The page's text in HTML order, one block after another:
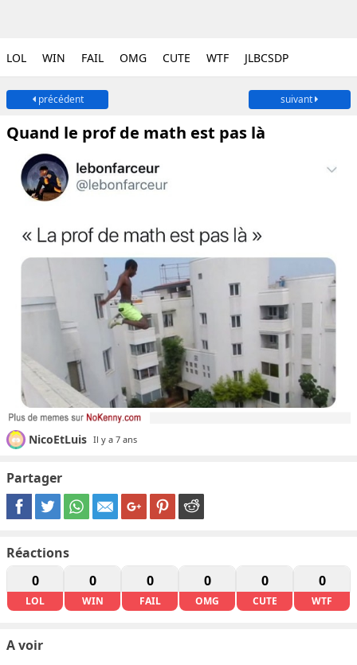
LOL WIN FAIL OMG CUTE WTF JLBCSDP
précédent suivant
Quand le prof de math est pas là
NicoEtLuis Il y a 7 ans
Partager
Réactions
0
LOL
0
WIN
0
FAIL
0
OMG
0
CUTE
0
WTF
A voir